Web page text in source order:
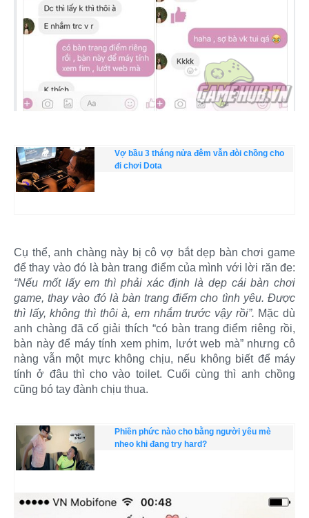
Vợ bầu 3 tháng nửa đêm vẫn đòi chồng cho
đi chơi Dota
Cụ thể, anh chàng này bị cô vợ bắt dẹp bàn chơi game
để thay vào đó là bàn trang điểm của mình với lời răn đe:
“Nếu mốt lấy em thì phải xác định là dẹp cái bàn chơi
game, thay vào đó là bàn trang điểm cho tình yêu. Được
thì lấy, không thì thôi à, em nhắm trước vậy rồi”. Mặc dù
anh chàng đã cố giải thích “có bàn trang điểm riêng rồi,
bàn này để máy tính xem phim, lướt web mà” nhưng cô
nàng vẫn một mực không chịu, nếu không biết để máy
tính ở đâu thì cho vào toilet. Cuối cùng thì anh chồng
cũng bó tay đành chịu thua.
Phiền phức nào cho bằng người yêu mè
nheo khi đang try hard?